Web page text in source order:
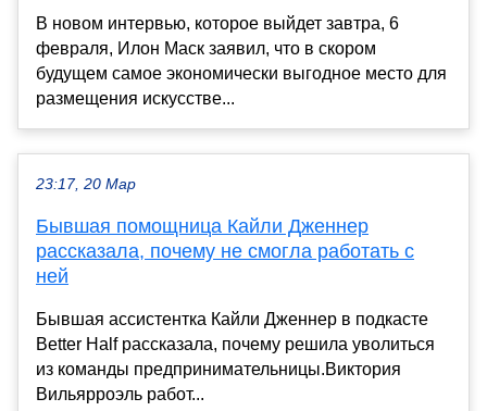
В новом интервью, которое выйдет завтра, 6
февраля, Илон Маск заявил, что в скором
будущем самое экономически выгодное место для
размещения искусстве...
23:17, 20 Мар
Бывшая помощница Кайли Дженнер
рассказала, почему не смогла работать с
ней
Бывшая ассистентка Кайли Дженнер в подкасте
Better Half рассказала, почему решила уволиться
из команды предпринимательницы.Виктория
Вильярроэль работ...